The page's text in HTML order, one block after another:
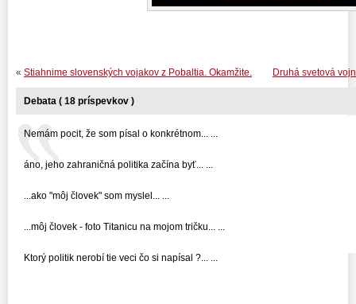
Druhá svetová
« Stiahnime slovenských vojakov z Pobaltia. Okamžite.
Debata ( 18 príspevkov )
Nemám pocit, že som písal o konkrétnom... ...
áno, jeho zahraničná politika začína byť... ...
...ako "môj človek" som myslel... ...
...môj človek - foto Titanicu na mojom tričku... ...
Ktorý politik nerobí tie veci čo si napísal ?... ...